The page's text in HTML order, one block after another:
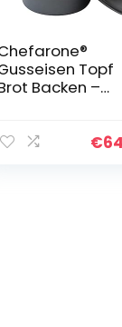
Topf
Backen –
Brottopf zum€